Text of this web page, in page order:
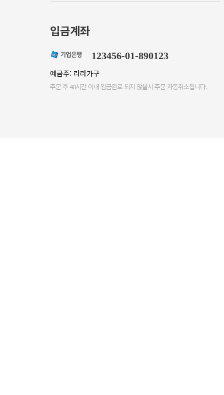
입금계좌
123456-01-890123
예금주: 라라가구
주문 후 48시간 이내 입금완료 되지 않을시 주문 자동취소됩니다.